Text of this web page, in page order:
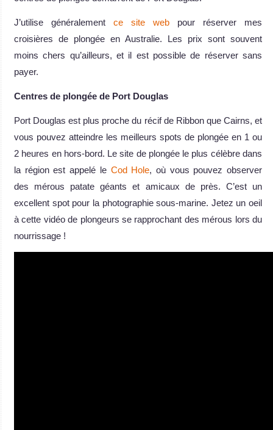
J’utilise généralement ce site web pour réserver mes
croisières de plongée en Australie. Les prix sont souvent
moins chers qu’ailleurs, et il est possible de réserver sans
payer.
Centres de plongée de Port Douglas
Port Douglas est plus proche du récif de Ribbon que Cairns, et
vous pouvez atteindre les meilleurs spots de plongée en 1 ou
2 heures en hors-bord. Le site de plongée le plus célèbre dans
la région est appelé le Cod Hole, où vous pouvez observer
des mérous patate géants et amicaux de près. C’est un
excellent spot pour la photographie sous-marine. Jetez un oeil
à cette vidéo de plongeurs se rapprochant des mérous lors du
nourrissage !